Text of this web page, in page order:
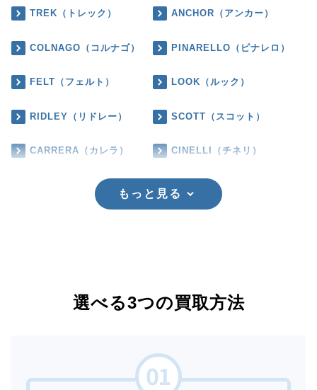
TREK（トレック） ANCHOR（アンカー）
COLNAGO（コルナゴ） PINARELLO（ピナレロ）
FELT（フェルト） LOOK（ルック）
RIDLEY（リドレー） SCOTT（スコット）
CARRERA（カレラ） CINELLI（チネリ）
もっと見る
選べる3つの買取方法